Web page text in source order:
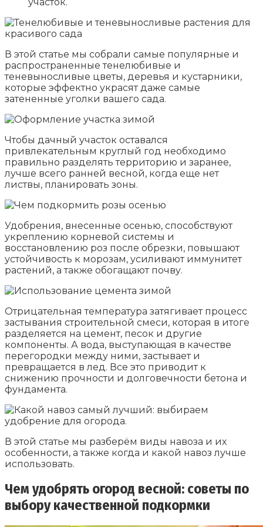
В этой статье мы собрали самые популярные и
распространенные тенелюбивые и
теневыносливые цветы, деревья и кустарники,
которые эффектно украсят даже самые
затененные уголки вашего сада.
Чтобы дачный участок оставался
привлекательным круглый год необходимо
правильно разделять территорию и заранее,
лучше всего ранней весной, когда еще нет
листвы, планировать зоны.
Удобрения, внесенные осенью, способствуют
укреплению корневой системы и
восстановлению роз после обрезки, повышают
устойчивость к морозам, усиливают иммунитет
растений, а также обогащают почву.
Отрицательная температура затягивает процесс
застывания строительной смеси, которая в итоге
разделяется на цемент, песок и другие
компоненты. А вода, выступающая в качестве
перегородки между ними, застывает и
превращается в лед. Все это приводит к
снижению прочности и долговечности бетона и
фундамента.
В этой статье мы разберём виды навоза и их
особенности, а также когда и какой навоз лучше
использовать.
Чем удобрять огород весной: советы по
выбору качественной подкормки